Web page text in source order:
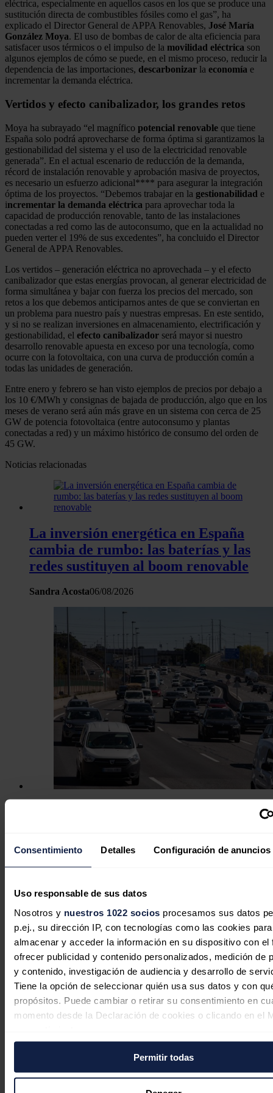
Consentimiento Detalles Configuración de anuncios
Uso responsable de sus datos
Nosotros y nuestros 1022 socios procesamos sus datos
p.ej., su dirección IP, con tecnologías como las cookies para
almacenar y acceder la información en su dispositivo con el
ofrecer publicidad y contenido personalizados, medición de
y contenido, investigación de audiencia y desarrollo de
Tiene la opción de seleccionar quién usa sus datos y con
propósitos. Puede cambiar o retirar su consentimiento en
momento desde la Declaración de cookies o clicando en el
Si lo permite, también quisiéramos:
Recopilar información sobre su ubicación geográfica
puede tener una precisión de varios metros
Permitir todas
eléctrica, especialmente en aquellos casos en los que se produce una
sustitución directa de combustibles fósiles como el gas”, ha
explicado el Director General de APPA Renovables, José María
González Moya. El uso de bombas de calor de alta eficiencia para
satisfacer usos térmicos o el impulso de la movilidad eléctrica son
algunos ejemplos de cómo se puede, en el mismo proceso, reducir la
dependencia de las importaciones, descarbonizar la economía e
incrementar la demanda eléctrica.
Vertidos y efecto canibalizador, los grandes retos
Moya ha subrayado “el magnífico potencial renovable que tiene
España solo podrá aprovecharse de forma óptima si garantizamos la
gestionabilidad del sistema y el uso de la electricidad renovable
generada”. En el actual escenario de reducción de la demanda,
récord de instalación renovable y aprobación masiva de proyectos,
es necesario un esfuerzo adicional**** para asegurar la integración
óptima de los proyectos. “Debemos trabajar en la gestionabilidad e
incrementar la demanda eléctrica para aprovechar toda la
capacidad de producción renovable, tanto de las instalaciones
conectadas a red como las de autoconsumo, que en la actualidad no
pueden verter el 19% de sus excedentes”, ha concluido el Director
General de APPA Renovables.
Los vertidos – generación eléctrica no aprovechada – y el efecto
canibalizador que estas energías provocan, al generar electricidad de
forma simultánea y bajar con fuerza los precios del mercado, son
retos a los que debemos anticiparnos antes de que se conviertan en
un problema para nuestro país y nuestras empresas. En este sentido,
y si no se realizan inversiones en almacenamiento, electrificación y
gestionabilidad, el efecto canibalizador será mayor si nuestro
desarrollo renovable apuesta en exceso por una tecnología, como
ocurre con la fotovoltaica, con una curva de producción común a
todas las unidades de generación.
Entre enero y febrero se han visto ejemplos de precios por debajo a
los 10 €/MWh y consignas de bajada de producción, algo que en los
meses de verano será aún más grave en un sistema con cerca de 25
GW de potencia fotovoltaica (entre autoconsumo y plantas
conectadas a red) y un máximo histórico de consumo del orden de
45 GW.
Noticias relacionadas
La inversión energética en España
cambia de rumbo: las baterías y las
redes sustituyen al boom renovable
Sandra Acosta06/08/2026
aumentar en 2025 hasta los 14,6 años
Redacción06/08/2026
En defensa de la comercialización
independiente: competencia, cercanía